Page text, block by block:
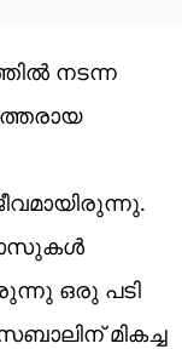
നടന്ന
ഒരു പടി
മികച്ച